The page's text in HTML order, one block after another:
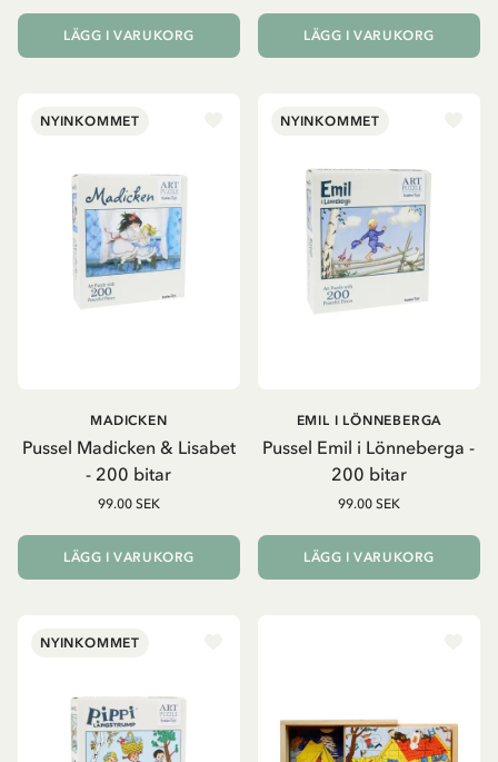
LÄGG I VARUKORG LÄGG I VARUKORG
NYINKOMMET
Pussel Madicken & Lisabet
- 200 bitar
MADICKEN
99.00 SEK
LÄGG I VARUKORG
NYINKOMMET
Pussel Emil i Lönneberga -
200 bitar
EMIL I LÖNNEBERGA
99.00 SEK
LÄGG I VARUKORG
NYINKOMMET